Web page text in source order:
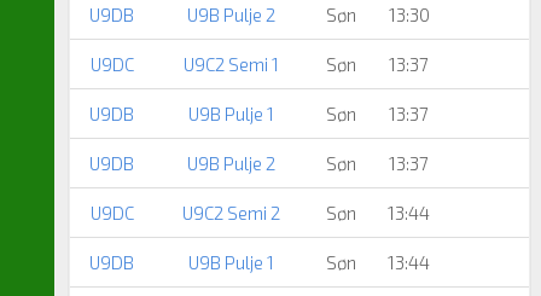
U9DB U9B Pulje 2 Søn 13:30
U9DC U9C2 Semi 1 Søn 13:37
U9DB U9B Pulje 1 Søn 13:37
U9DB U9B Pulje 2 Søn 13:37
U9DC U9C2 Semi 2 Søn 13:44
U9DB U9B Pulje 1 Søn 13:44